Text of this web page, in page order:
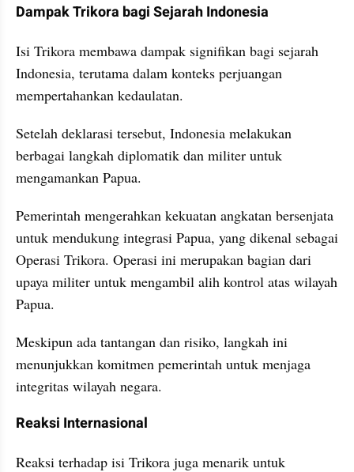
Dampak Trikora bagi Sejarah Indonesia
Isi Trikora membawa dampak signifikan bagi sejarah
Indonesia, terutama dalam konteks perjuangan
mempertahankan kedaulatan.
Setelah deklarasi tersebut, Indonesia melakukan
berbagai langkah diplomatik dan militer untuk
mengamankan Papua.
Pemerintah mengerahkan kekuatan angkatan bersenjata
untuk mendukung integrasi Papua, yang dikenal sebagai
Operasi Trikora. Operasi ini merupakan bagian dari
upaya militer untuk mengambil alih kontrol atas wilayah
Papua.
Meskipun ada tantangan dan risiko, langkah ini
menunjukkan komitmen pemerintah untuk menjaga
integritas wilayah negara.
Reaksi Internasional
Reaksi terhadap isi Trikora juga menarik untuk